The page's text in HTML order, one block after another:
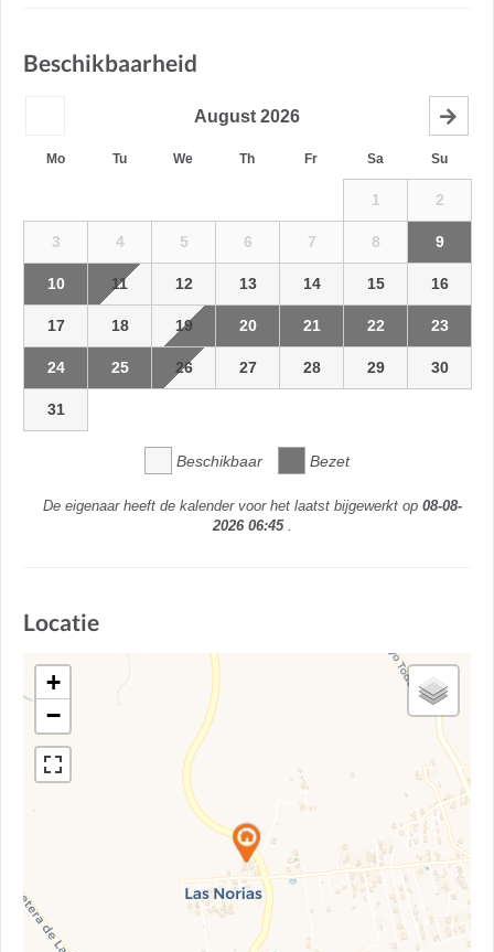
Beschikbaarheid
August 2026
Mo Tu We Th Fr Sa Su
1 2
3 4 5 6 7 8 9
10 11 12 13 14 15 16
17 18 19 20 21 22 23
24 25 26 27 28 29 30
31
Beschikbaar Bezet
De eigenaar heeft de kalender voor het laatst bijgewerkt op 08-08-
2026 06:45 .
Locatie
+
−